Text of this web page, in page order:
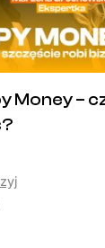
Money –